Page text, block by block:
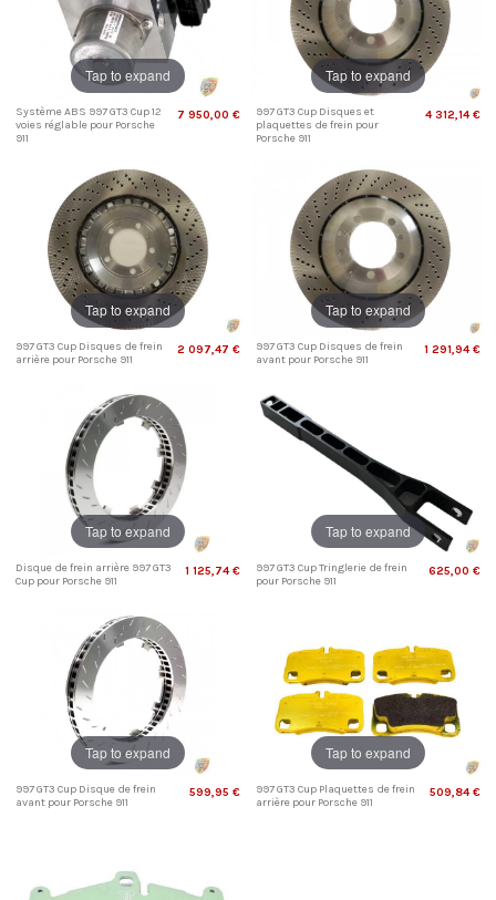
Tap to expand
Système ABS 997 GT3 Cup 12
voies réglable pour Porsche
911
7 950,00 €
Tap to expand
997 GT3 Cup Disques et
plaquettes de frein pour
Porsche 911
4 312,14 €
Tap to expand
997 GT3 Cup Disques de frein
arrière pour Porsche 911
2 097,47 €
Tap to expand
997 GT3 Cup Disques de frein
avant pour Porsche 911
1 291,94 €
Tap to expand
Disque de frein arrière 997 GT3
Cup pour Porsche 911
1 125,74 €
Tap to expand
997 GT3 Cup Tringlerie de frein
pour Porsche 911
625,00 €
Tap to expand
997 GT3 Cup Disque de frein
avant pour Porsche 911
599,95 €
Tap to expand
997 GT3 Cup Plaquettes de frein
arrière pour Porsche 911
509,84 €